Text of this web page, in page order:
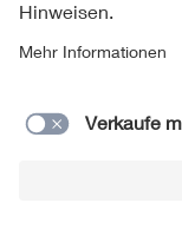
Cookie Hinweise
Lieferantenportal
© 2026 VDE